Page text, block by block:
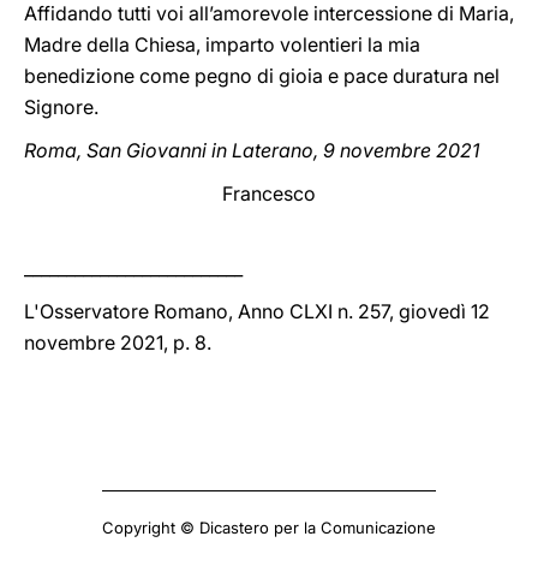
Affidando tutti voi all’amorevole intercessione di Maria,
Madre della Chiesa, imparto volentieri la mia
benedizione come pegno di gioia e pace duratura nel
Signore.
Roma, San Giovanni in Laterano, 9 novembre 2021
Francesco
L'Osservatore Romano, Anno CLXI n. 257, giovedì 12
novembre 2021, p. 8.
Copyright © Dicastero per la Comunicazione